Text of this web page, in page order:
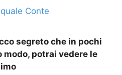
Conte
segreto che in pochi
modo, potrai vedere le